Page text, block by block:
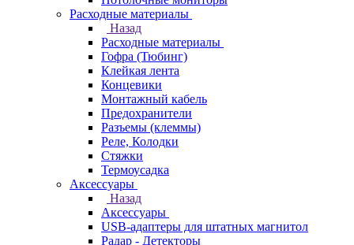
Расходные материалы
Назад
Расходные материалы
Гофра (Тюбинг)
Клейкая лента
Концевики
Монтажный кабель
Предохранители
Разъемы (клеммы)
Реле, Колодки
Стяжки
Термоусадка
Аксессуары
Назад
Аксессуары
USB-адаптеры для штатных магнитол
Радар - Детекторы